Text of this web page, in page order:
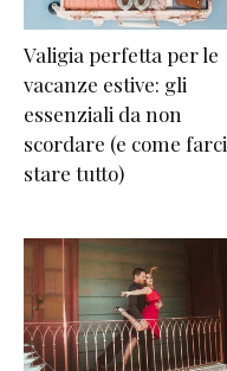
Valigia perfetta per le
vacanze estive: gli
essenziali da non
scordare (e come farci
stare tutto)